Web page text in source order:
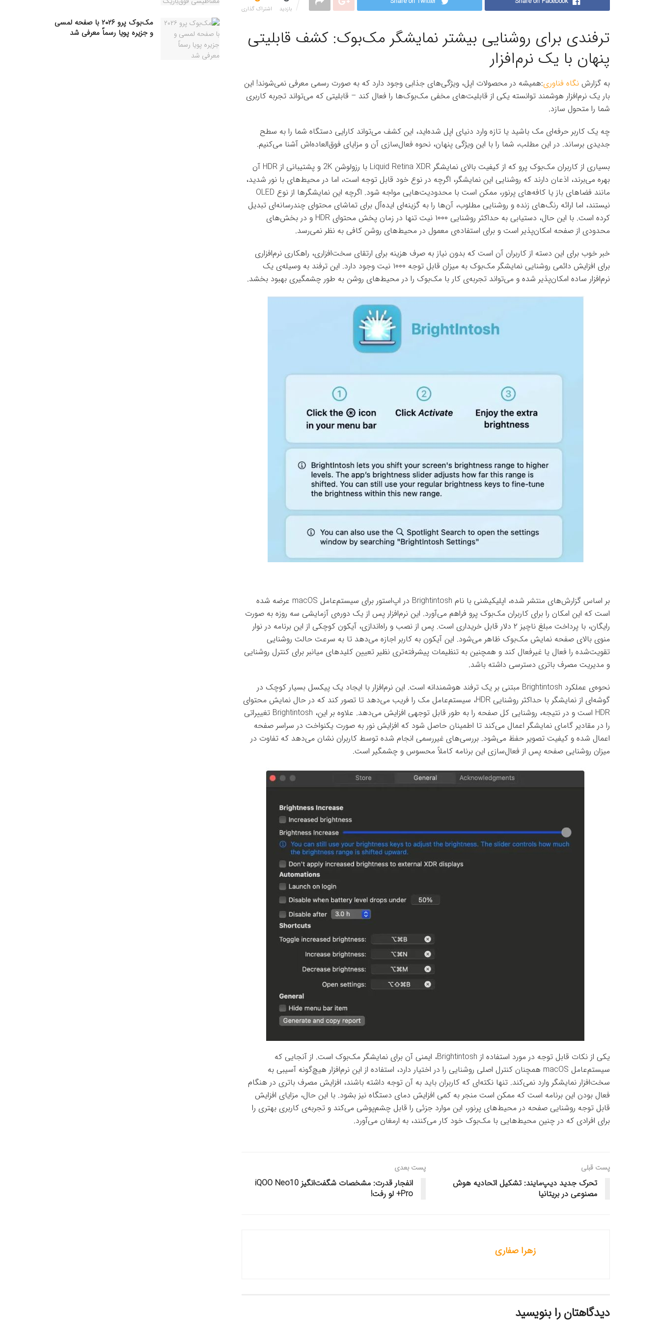
اشتراک گذاری‌ بازدید
ترفندی برای روشنایی بیشتر نمایشگر مک‌بوک: کشف قابلیتی
پنهان با یک نرم‌افزار
به گزارش نگاه فناوری:همیشه در محصولات اپل، ویژگی‌های جذابی وجود دارد که به صورت رسمی معرفی نمی‌شوند! این
بار یک نرم‌افزار هوشمند توانسته یکی از قابلیت‌های مخفی مک‌بوک‌ها را فعال کند – قابلیتی که می‌تواند تجربه کاربری
شما را متحول سازد.
چه یک کاربر حرفه‌ای مک باشید یا تازه وارد دنیای اپل شده‌اید، این کشف می‌تواند کارایی دستگاه شما را به سطح
جدیدی برساند. در این مطلب، شما را با این ویژگی پنهان، نحوه فعال‌سازی آن و مزایای فوق‌العاده‌اش آشنا می‌کنیم.
بسیاری از کاربران مک‌بوک پرو که از کیفیت بالای نمایشگر Liquid Retina XDR با رزولوشن 2K و پشتیبانی از HDR آن
بهره می‌برند، اذعان دارند که روشنایی این نمایشگر، اگرچه در نوع خود قابل توجه است، اما در محیط‌های با نور شدید،
مانند فضاهای باز یا کافه‌های پرنور، ممکن است با محدودیت‌هایی مواجه شود. اگرچه این نمایشگرها از نوع OLED
نیستند، اما ارائه رنگ‌های زنده و روشنایی مطلوب، آن‌ها را به گزینه‌ای ایده‌آل برای تماشای محتوای چندرسانه‌ای تبدیل
کرده است. با این حال، دستیابی به حداکثر روشنایی ۱۰۰۰ نیت تنها در زمان پخش محتوای HDR و در بخش‌های
محدودی از صفحه امکان‌پذیر است و برای استفاده‌ی معمول در محیط‌های روشن کافی به نظر نمی‌رسد.
خبر خوب برای این دسته از کاربران آن است که بدون نیاز به صرف هزینه برای ارتقای سخت‌افزاری، راهکاری نرم‌افزاری
برای افزایش دائمی روشنایی نمایشگر مک‌بوک به میزان قابل توجه ۱۰۰۰ نیت وجود دارد. این ترفند به وسیله‌ی یک
نرم‌افزار ساده امکان‌پذیر شده و می‌تواند تجربه‌ی کار با مک‌بوک را در محیط‌های روشن به طور چشمگیری بهبود بخشد.
بر اساس گزارش‌های منتشر شده، اپلیکیشنی با نام Brightintosh در اپ‌استور برای سیستم‌عامل macOS عرضه شده
است که این امکان را برای کاربران مک‌بوک پرو فراهم می‌آورد. این نرم‌افزار پس از یک دوره‌ی آزمایشی سه روزه به صورت
رایگان، با پرداخت مبلغ ناچیز ۲ دلار قابل خریداری است. پس از نصب و راه‌اندازی، آیکون کوچکی از این برنامه در نوار
منوی بالای صفحه نمایش مک‌بوک ظاهر می‌شود. این آیکون به کاربر اجازه می‌دهد تا به سرعت حالت روشنایی
تقویت‌شده را فعال یا غیرفعال کند و همچنین به تنظیمات پیشرفته‌تری نظیر تعیین کلیدهای میانبر برای کنترل روشنایی
و مدیریت مصرف باتری دسترسی داشته باشد.
نحوه‌ی عملکرد Brightintosh مبتنی بر یک ترفند هوشمندانه است. این نرم‌افزار با ایجاد یک پیکسل بسیار کوچک در
گوشه‌ای از نمایشگر با حداکثر روشنایی HDR، سیستم‌عامل مک را فریب می‌دهد تا تصور کند که در حال نمایش محتوای
HDR است و در نتیجه، روشنایی کل صفحه را به طور قابل توجهی افزایش می‌دهد. علاوه بر این، Brightintosh تغییراتی
را در مقادیر گامای نمایشگر اعمال می‌کند تا اطمینان حاصل شود که افزایش نور به صورت یکنواخت در سراسر صفحه
اعمال شده و کیفیت تصویر حفظ می‌شود. بررسی‌های غیررسمی انجام شده توسط کاربران نشان می‌دهد که تفاوت در
میزان روشنایی صفحه پس از فعال‌سازی این برنامه کاملاً محسوس و چشمگیر است.
یکی از نکات قابل توجه در مورد استفاده از Brightintosh، ایمنی آن برای نمایشگر مک‌بوک است. از آنجایی که
سیستم‌عامل macOS همچنان کنترل اصلی روشنایی را در اختیار دارد، استفاده از این نرم‌افزار هیچ‌گونه آسیبی به
سخت‌افزار نمایشگر وارد نمی‌کند. تنها نکته‌ای که کاربران باید به آن توجه داشته باشند، افزایش مصرف باتری در هنگام
فعال بودن این برنامه است که ممکن است منجر به کمی افزایش دمای دستگاه نیز بشود. با این حال، مزایای افزایش
قابل توجه روشنایی صفحه در محیط‌های پرنور، این موارد جزئی را قابل چشم‌پوشی می‌کند و تجربه‌ی کاربری بهتری را
برای افرادی که در چنین محیط‌هایی با مک‌بوک خود کار می‌کنند، به ارمغان می‌آورد.
پست قبلی
تحرک جدید دیپ‌مایند: تشکیل اتحادیه هوش
مصنوعی در بریتانیا
پست بعدی
انفجار قدرت: مشخصات شگفت‌انگیز iQOO Neo10
Pro+ لو رفت!
زهرا صفاری
دیدگاهتان را بنویسید
مک‌بوک پرو ۲۰۲۶ با صفحه لمسی
و جزیره پویا رسماً معرفی شد